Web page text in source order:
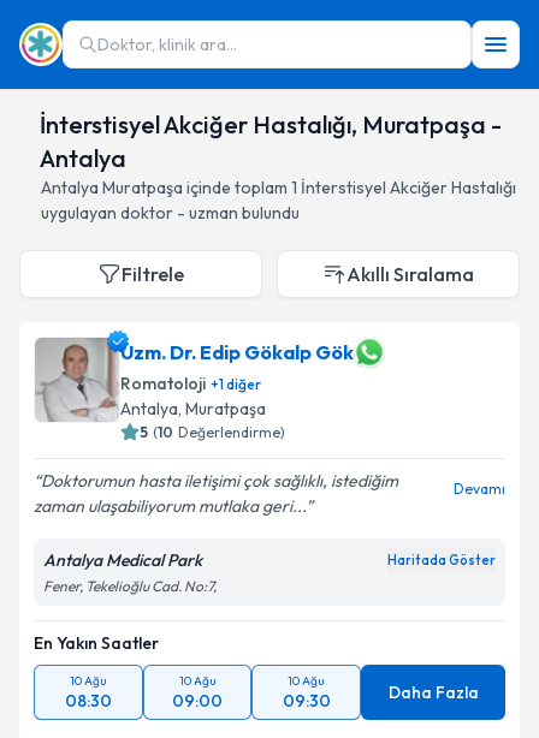
Doktor, klinik ara...
İnterstisyel Akciğer Hastalığı, Muratpaşa -
Antalya
Antalya Muratpaşa içinde toplam 1 İnterstisyel Akciğer Hastalığı
uygulayan doktor - uzman bulundu
Filtrele Akıllı Sıralama
Uzm. Dr. Edip Gökalp Gök
Romatoloji +1diğer
Antalya, Muratpaşa
5 (10 Değerlendirme)
Doktorumun hasta iletişimi çok sağlıklı, istediğim
zaman ulaşabiliyorum mutlaka geri...
Devamı
Antalya Medical Park Haritada Göster
Fener, Tekelioğlu Cad. No:7,
En Yakın Saatler
10 Ağu
08:30
10 Ağu
09:00
10 Ağu
09:30 Daha Fazla